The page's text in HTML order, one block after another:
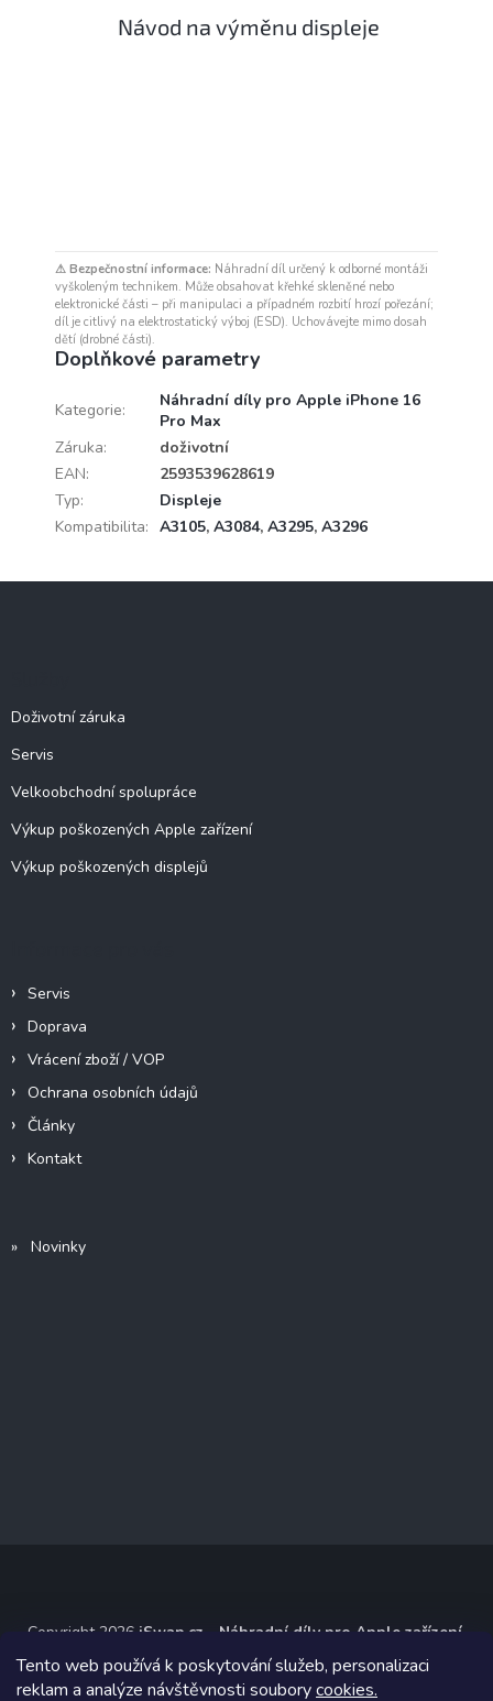
Tento web používá k poskytování služeb, personalizaci
reklam a analýze návštěvnosti souborycookies.
Návod na výměnu displeje
⚠ Bezpečnostní informace: Náhradní díl určený k odborné montáži
vyškoleným technikem. Může obsahovat křehké skleněné nebo
elektronické části – při manipulaci a případném rozbití hrozí pořezání;
díl je citlivý na elektrostatický výboj (ESD). Uchovávejte mimo dosah
dětí (drobné části).
Doplňkové parametry
Kategorie:
Náhradní díly pro Apple iPhone 16
Pro Max
Záruka:
doživotní
EAN:
2593539628619
Typ:
Displeje
Kompatibilita: A3105, A3084, A3295, A3296
Doživotní záruka
Servis
Velkoobchodní spolupráce
Výkup poškozených Apple zařízení
Výkup poškozených displejů
Servis
Doprava
Vrácení zboží / VOP
Ochrana osobních údajů
Články
Kontakt
» Novinky
Copyright 2026 iSwap.cz - Náhradní díly pro Apple zařízení
Všechna práva vyhrazena.
Grafický návrh vytvořil a na Shoptet implementoval